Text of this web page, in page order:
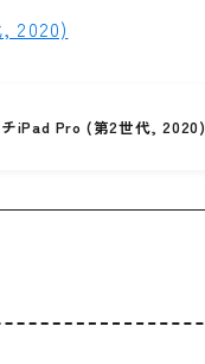
2020)
チiPad Pro (第2世代, 2020)